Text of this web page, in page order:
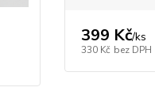
399 Kč/ks
330 Kč bez DPH